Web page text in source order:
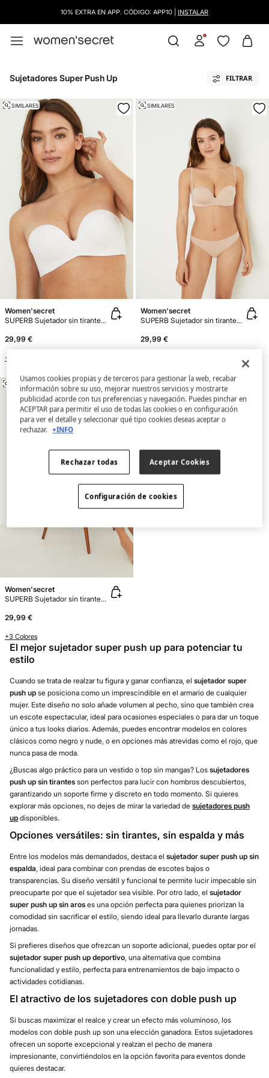
10% EXTRA EN APP. CÓDIGO: APP10 | INSTALAR
Sujetadores Super Push Up FILTRAR
SIMILARES
Women'secret
SUPERB Sujetador sin tirantes súper push up microfibra
29,99 €
+3 Colores
SIMILARES
Women'secret
SUPERB Sujetador sin tirantes súper push up microfibra
29,99 €
SIMILARES
Women'secret
SUPERB Sujetador sin tirantes súper push up microfibra
29,99 €
+3 Colores
El mejor sujetador super push up para potenciar tu
estilo
Cuando se trata de realzar tu figura y ganar confianza, el sujetador super
push up se posiciona como un imprescindible en el armario de cualquier
mujer. Este diseño no solo añade volumen al pecho, sino que también crea
un escote espectacular, ideal para ocasiones especiales o para dar un toque
único a tus looks diarios. Además, puedes encontrar modelos en colores
clásicos como negro y nude, o en opciones más atrevidas como el rojo, que
nunca pasa de moda.
¿Buscas algo práctico para un vestido o top sin mangas? Los sujetadores
push up sin tirantes son perfectos para lucir con hombros descubiertos,
garantizando un soporte firme y discreto en todo momento. Si quieres
explorar más opciones, no dejes de mirar la variedad de sujetadores push
up disponibles.
Opciones versátiles: sin tirantes, sin espalda y más
Entre los modelos más demandados, destaca el sujetador super push up sin
espalda, ideal para combinar con prendas de escotes bajos o
transparencias. Su diseño versátil y funcional te permite lucir impecable sin
preocuparte por que el sujetador sea visible. Por otro lado, el sujetador
super push up sin aros es una opción perfecta para quienes priorizan la
comodidad sin sacrificar el estilo, siendo ideal para llevarlo durante largas
jornadas.
Si prefieres diseños que ofrezcan un soporte adicional, puedes optar por el
sujetador super push up deportivo, una alternativa que combina
funcionalidad y estilo, perfecta para entrenamientos de bajo impacto o
actividades cotidianas.
El atractivo de los sujetadores con doble push up
Si buscas maximizar el realce y crear un efecto más voluminoso, los
modelos con doble push up son una elección ganadora. Estos sujetadores
ofrecen un soporte excepcional y realzan el pecho de manera
impresionante, convirtiéndolos en la opción favorita para eventos donde
quieres destacar.
Usamos cookies propias y de terceros para gestionar la web, recabar
información sobre su uso, mejorar nuestros servicios y mostrarte
publicidad acorde con tus preferencias y navegación. Puedes pinchar en
ACEPTAR para permitir el uso de todas las cookies o en configuración
para ver el detalle y seleccionar qué tipo cookies deseas aceptar o
rechazar. +INFO
Rechazar todas Aceptar Cookies
Configuración de cookies